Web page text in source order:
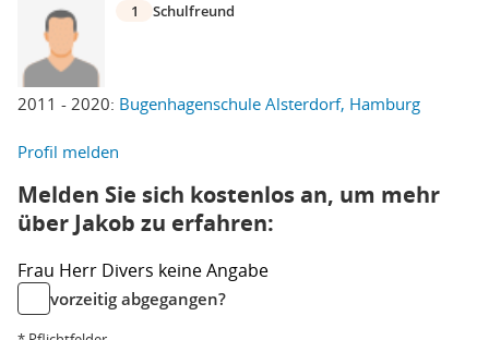
2011 - 2020: Bugenhagenschule Alsterdorf, Hamburg
1 Schulfreund
Profil melden
Melden Sie sich kostenlos an, um mehr
über Jakob zu erfahren:
Frau Herr Divers keine Angabe
vorzeitig abgegangen?